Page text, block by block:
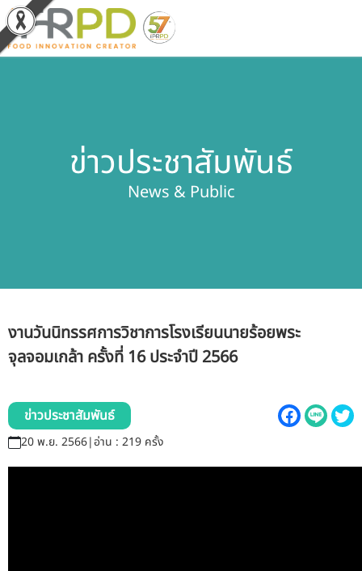
ผลิตภัณฑ์และจำหน่าย
บุคลากรสถาบัน
ระบบสารสนเทศ (ใน)
ข่าวประชาสัมพันธ์
News & Public
งานวันนิทรรศการวิชาการโรงเรียนนายร้อยพระ
จุลจอมเกล้า ครั้งที่ 16 ประจำปี 2566
ข่าวประชาสัมพันธ์
20 พ.ย. 2566|อ่าน : 219 ครั้ง